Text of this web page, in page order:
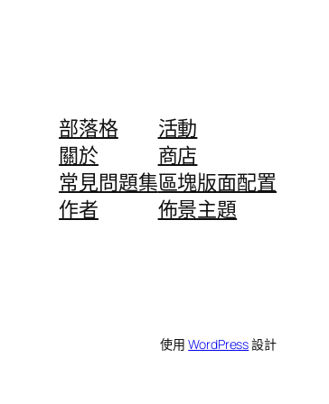
部落格
關於
常見問題集
作者
活動
商店
區塊版面配置
佈景主題
使用WordPress設計